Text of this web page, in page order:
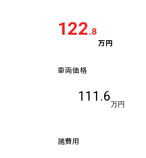
122.8
万円
車両価格
111.6
万円
諸費用